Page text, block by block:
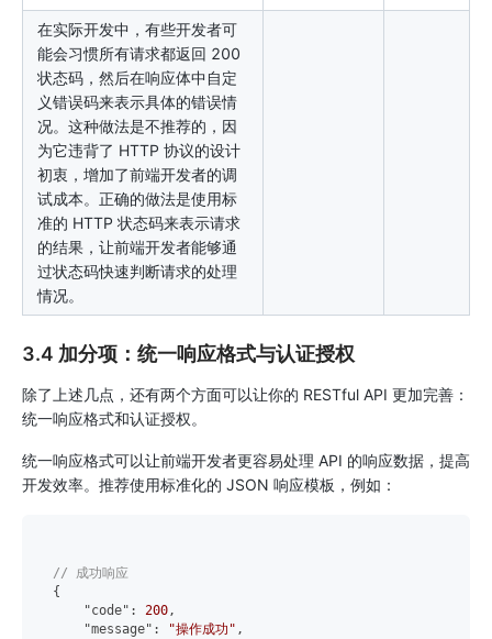
在实际开发中，有些开发者可
能会习惯所有请求都返回 200
状态码，然后在响应体中自定
义错误码来表示具体的错误情
况。这种做法是不推荐的，因
为它违背了 HTTP 协议的设计
初衷，增加了前端开发者的调
试成本。正确的做法是使用标
准的 HTTP 状态码来表示请求
的结果，让前端开发者能够通
过状态码快速判断请求的处理
情况。
3.4 加分项：统一响应格式与认证授权
除了上述几点，还有两个方面可以让你的 RESTful API 更加完善：
统一响应格式和认证授权。
统一响应格式可以让前端开发者更容易处理 API 的响应数据，提高
开发效率。推荐使用标准化的 JSON 响应模板，例如：
// 成功响应
{
"code" : 200,
"message" : "操作成功" ,